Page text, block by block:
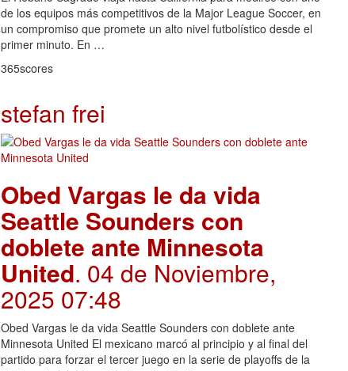
de los equipos más competitivos de la Major League Soccer, en
un compromiso que promete un alto nivel futbolístico desde el
primer minuto. En …
365scores
stefan frei
Obed Vargas le da vida
Seattle Sounders con
doblete ante Minnesota
United. 04 de Noviembre,
2025 07:48
Obed Vargas le da vida Seattle Sounders con doblete ante
Minnesota United El mexicano marcó al principio y al final del
partido para forzar el tercer juego en la serie de playoffs de la